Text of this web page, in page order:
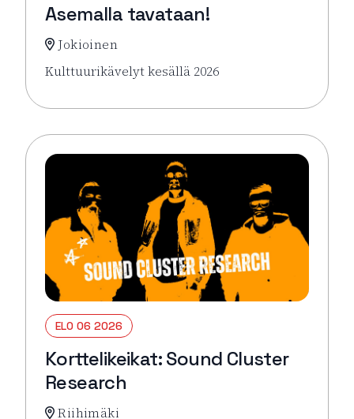
Asemalla tavataan!
Jokioinen
Kulttuurikävelyt kesällä 2026
ELO 06 2026
Korttelikeikat: Sound Cluster
Research
Riihimäki